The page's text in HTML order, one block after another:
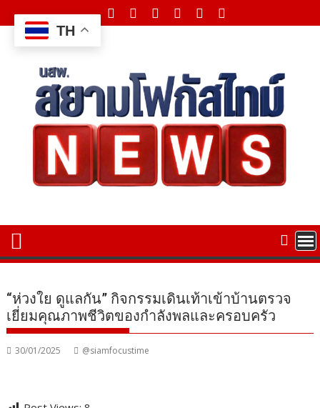
to
content
“ห่วงใย ดูแลกัน” กิจกรรมเดินเท้าเข้าบ้านตรวจ
เยี่ยมคุณภาพชีวิตของกำลังพลและครอบครัว
30/01/2025 @siamfocustime
TH